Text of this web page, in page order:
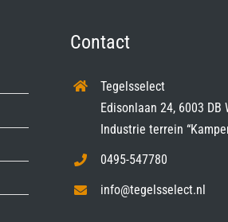
Contact
Tegelsselect
Edisonlaan 24, 6003 DB
Industrie terrein
0495-547780
info@tegelsselect.nl